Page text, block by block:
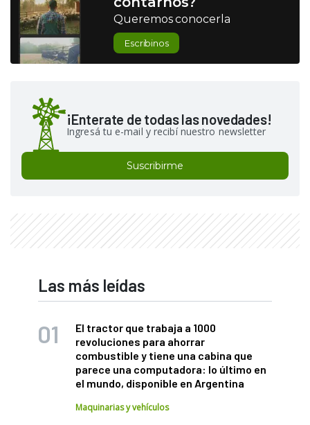
Queremos conocerla
Escribinos
¡Enterate de todas las novedades!
Ingresá tu e-mail y recibí nuestro newsletter
Suscribirme
Las más leídas
El tractor que trabaja a 1000
revoluciones para ahorrar
combustible y tiene una cabina que
parece una computadora: lo último en
el mundo, disponible en Argentina
Maquinarias y vehículos